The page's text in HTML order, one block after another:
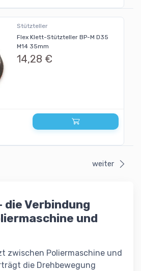
Stützteller
Flex Klett-Stützteller BP-M D35
M14 35mm
14,28 €
weiter
Verbindung
und
zwischen Poliermaschine und
die Drehbewegung